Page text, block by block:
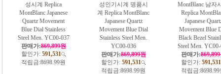
성시계 Replica
MontBlanc Japanese
Quartz Movement
Blue Dial Stainless
Steel Men. YC00-037
판매가:869,899원
할인가: 591,531
적립금:8698.99원
성인기시계 명품시
계 Replica MontBlanc
Japanese Quartz
Movement Blue Dial
Stainless Steel Men.
YC00-036
판매가:869,899원
할인가: 591,531
적립금:8698.99원
MontBlanc 남자
Replica
Japanese
Movement Blue
Black Bezel
Steel Men.
판매가:
할인가: 591,531
적립금: